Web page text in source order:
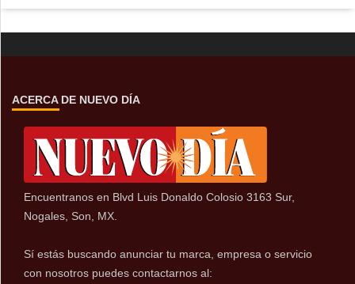
ACERCA DE NUEVO DÍA
Encuentranos en Blvd Luis Donaldo Colosio 3163 Sur,
Nogales, Son, MX.
Sí estás buscando anunciar tu marca, empresa o servicio
con nosotros puedes contactarnos al: